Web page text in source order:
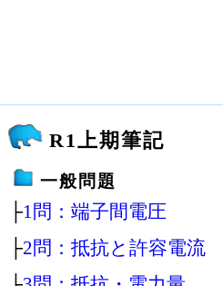
R1上期筆記
一般問題
├1問：端子間電圧
├2問：抵抗と許容電流